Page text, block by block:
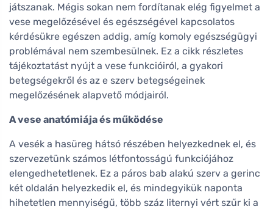
játszanak. Mégis sokan nem fordítanak elég figyelmet a
vese megelőzésével és egészségével kapcsolatos
kérdésükre egészen addig, amíg komoly egészségügyi
problémával nem szembesülnek. Ez a cikk részletes
tájékoztatást nyújt a vese funkcióiról, a gyakori
betegségekről és az e szerv betegségeinek
megelőzésének alapvető módjairól.
A vese anatómiája és működése
A vesék a hasüreg hátsó részében helyezkednek el, és
szervezetünk számos létfontosságú funkciójához
elengedhetetlenek. Ez a páros bab alakú szerv a gerinc
két oldalán helyezkedik el, és mindegyikük naponta
hihetetlen mennyiségű, több száz liternyi vért szűr ki a